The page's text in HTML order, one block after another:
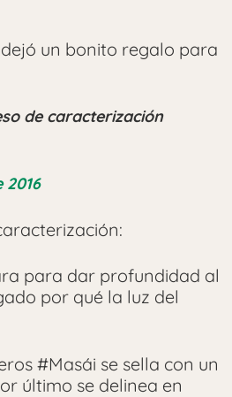
dejó un bonito regalo para
de caracterización
para dar profundidad al
por qué la luz del
#Masái se sella con un
último se delinea en